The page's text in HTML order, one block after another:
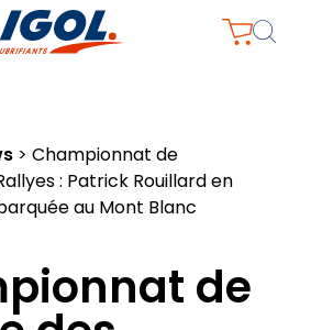
> Championnat de
: Patrick Rouillard en
au Mont Blanc
de